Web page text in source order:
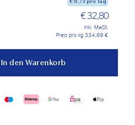
€ 32,80
inkl. MwSt.
Preis pro kg 334,69 €
In den Warenkorb